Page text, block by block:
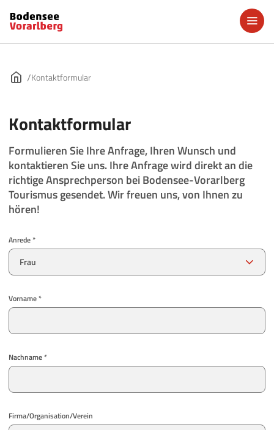
Kontaktformular
Kontaktformular
Formulieren Sie Ihre Anfrage, Ihren Wunsch und
kontaktieren Sie uns. Ihre Anfrage wird direkt an die
richtige Ansprechperson bei Bodensee-Vorarlberg
Tourismus gesendet. Wir freuen uns, von Ihnen zu
hören!
Anrede *
Vorname *
Nachname *
Firma/Organisation/Verein